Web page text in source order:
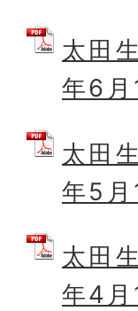
太田
年6
太田
年5
太田
年4